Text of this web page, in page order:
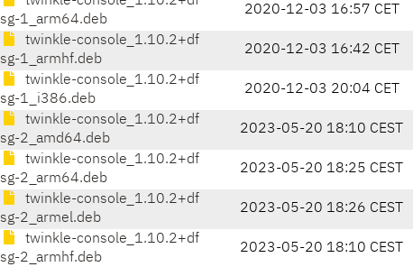
sg-1_arm64.deb
2020-12-03 16:57 CET
twinkle-console_1.10.2+df
sg-1_armhf.deb
2020-12-03 16:42 CET
twinkle-console_1.10.2+df
sg-1_i386.deb
2020-12-03 20:04 CET
twinkle-console_1.10.2+df
sg-2_amd64.deb
2023-05-20 18:10 CEST
twinkle-console_1.10.2+df
sg-2_arm64.deb
2023-05-20 18:25 CEST
twinkle-console_1.10.2+df
sg-2_armel.deb
2023-05-20 18:26 CEST
twinkle-console_1.10.2+df
sg-2_armhf.deb
2023-05-20 18:10 CEST